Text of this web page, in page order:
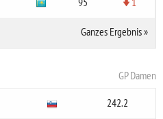
Ganzes Ergebnis»
GP Damen
242.2